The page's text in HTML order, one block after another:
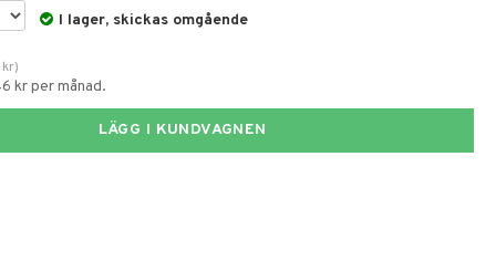
I lager, skickas omgående
kr)
kr per månad.
LÄGG I KUNDVAGNEN